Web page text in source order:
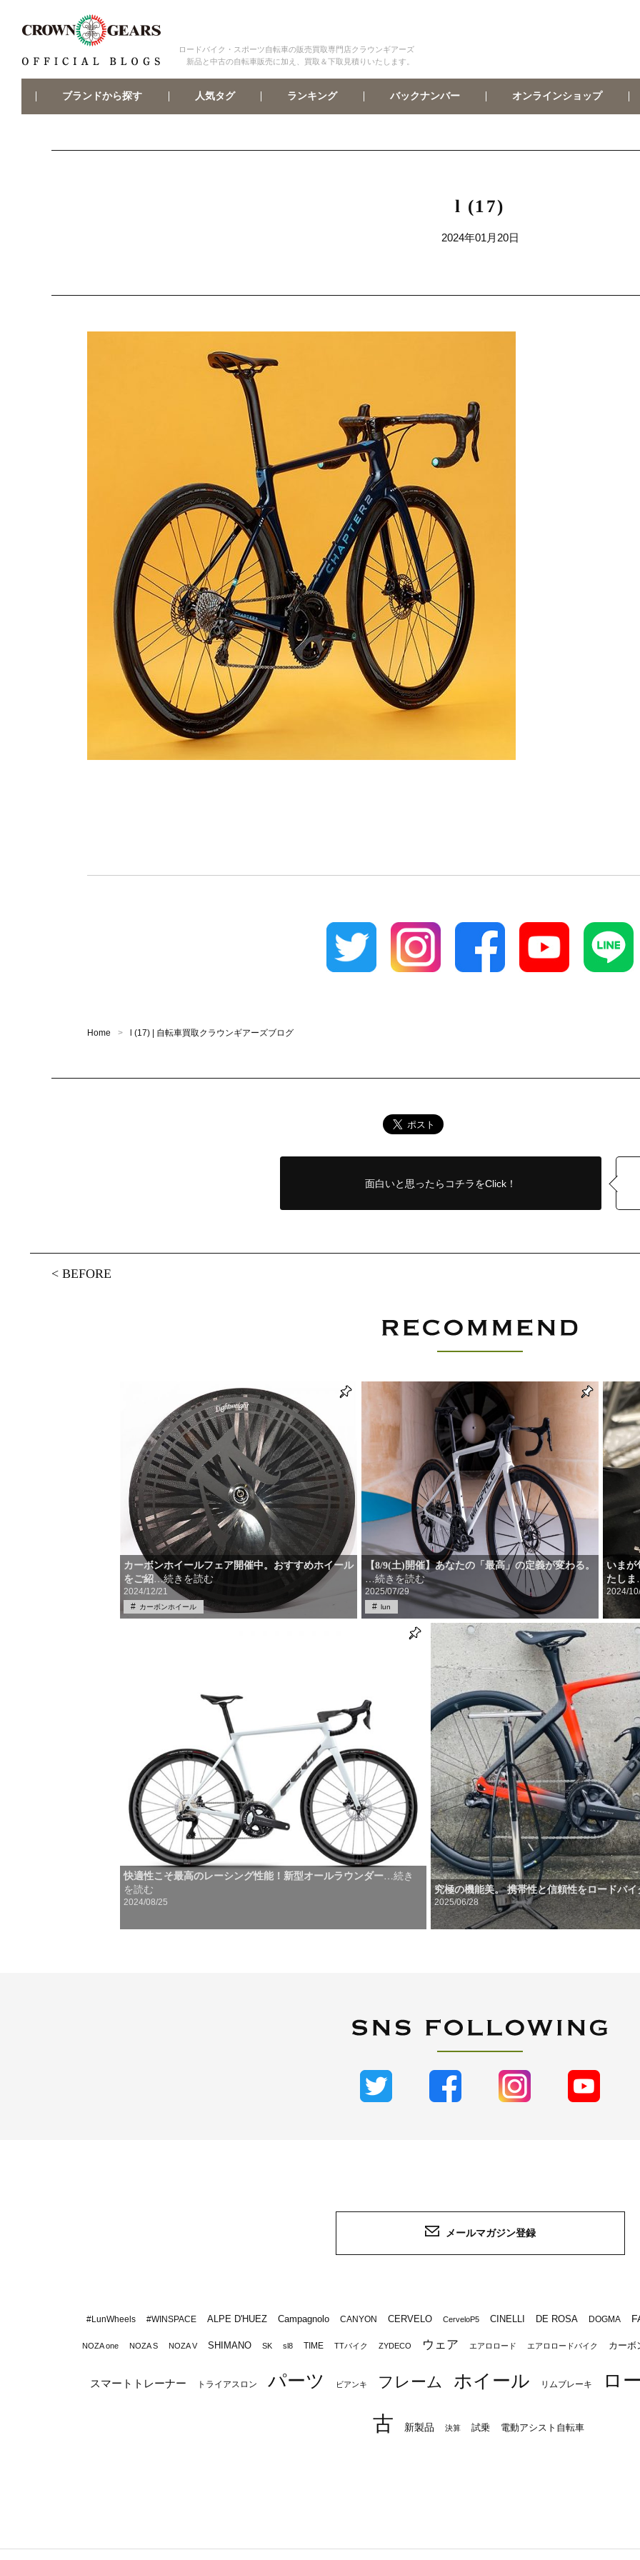
ロードバイク・スポーツ自転車の販売買取専門店クラウンギアーズ
新品と中古の自転車販売に加え、買取＆下取見積りいたします。
ブランドから探す 人気タグ ランキング バックナンバー オンラインショップ
l (17)
2024年01月20日
Home l (17) | 自転車買取クラウンギアーズブログ
面白いと思ったら コチラをClick！
<BEFORE
カーボンホイールフェア開催中。おすすめホイール
をご紹…続きを読む
2024/12/21
カーボンホイール
【8/9(土)開催】あなたの「最高」の定義が変わる。
…続きを読む
2025/07/29
lun
いまが
たしま
2024/
快適性こそ最高のレーシング性能！新型オールラウンダー…続き
を読む
2024/08/25
究極の機能美。 携帯性と信頼性をロードバイ
2025/06/28
メールマガジン登録
#LunWheels #WINSPACE ALPE D'HUEZ Campagnolo CANYON CERVELO CerveloP5 CINELLI DE ROSA DOGMA
NOZA one NOZA S NOZA V SHIMANO SK sl8 TIME TTバイク ZYDECO ウェア エアロロード エアロロードバイク カーボ
スマートトレーナー トライアスロン パーツ ビアンキ フレーム ホイール リムブレーキ ロ
古 新製品 決算 試乗 電動アシスト自転車